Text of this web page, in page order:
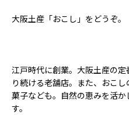
大阪土産「おこし」をどうぞ。
江戸時代に創業。大阪土産の
り続ける老舗店。また、おこ
菓子なども。自然の恵みを活
す。